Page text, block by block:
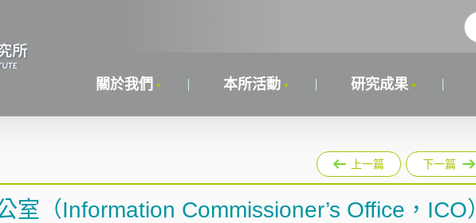
關於我們 本所活動 研究成果
上一篇 下一篇
室（Information Commissioner’s Office，ICO